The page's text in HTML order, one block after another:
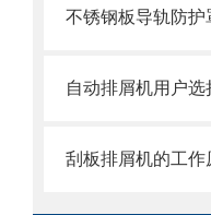
刮板排屑机的工